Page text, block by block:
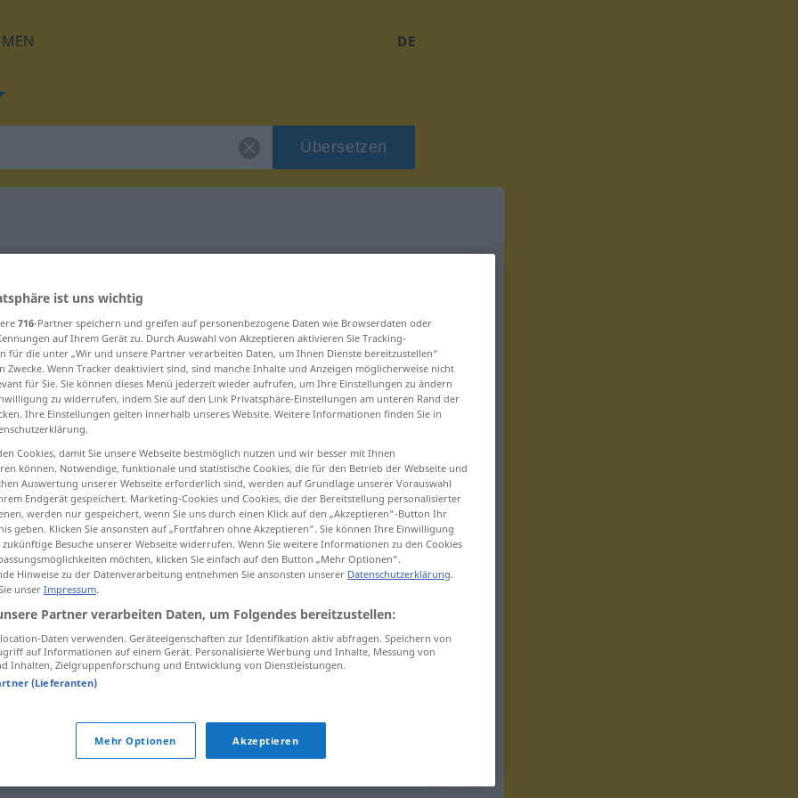
DE
Übersetzen
ра, -o
kniffligFrage u. Ä.
ist uns wichtig
716-Partner speichern und greifen auf personenbezogene Daten wie Browserdaten oder
auf Ihrem Gerät zu. Durch Auswahl von Akzeptieren aktivieren Sie Tracking-
für die unter „Wir und unsere Partner verarbeiten Daten, um Ihnen Dienste bereitzustellen“
Zwecke. Wenn Tracker deaktiviert sind, sind manche Inhalte und Anzeigen möglicherweise nicht
für Sie. Sie können dieses Menü jederzeit wieder aufrufen, um Ihre Einstellungen zu ändern
zu widerrufen, indem Sie auf den Link Privatsphäre-Einstellungen am unteren Rand der
Ihre Einstellungen gelten innerhalb unseres Website. Weitere Informationen finden Sie in
Cookies, damit Sie unsere Webseite bestmöglich nutzen und wir besser mit Ihnen
können. Notwendige, funktionale und statistische Cookies, die für den Betrieb der Webseite und
Auswertung unserer Webseite erforderlich sind, werden auf Grundlage unserer Vorauswahl
Endgerät gespeichert. Marketing-Cookies und Cookies, die der Bereitstellung personalisierter
werden nur gespeichert, wenn Sie uns durch einen Klick auf den „Akzeptieren“-Button Ihr
geben. Klicken Sie ansonsten auf „Fortfahren ohne Akzeptieren“. Sie können Ihre Einwilligung
Besuche unserer Webseite widerrufen. Wenn Sie weitere Informationen zu den Cookies
möchten, klicken Sie einfach auf den Button „Mehr Optionen“.
Hinweise zu der Datenverarbeitung entnehmen Sie ansonsten unserer Datenschutzerklärung.
unser Impressum.
Partner verarbeiten Daten, um Folgendes bereitzustellen:
Daten verwenden. Geräteeigenschaften zur Identifikation aktiv abfragen. Speichern von
auf Informationen auf einem Gerät. Personalisierte Werbung und Inhalte, Messung von
Inhalten, Zielgruppenforschung und Entwicklung von Dienstleistungen.
(Lieferanten)
Mehr Optionen Akzeptieren